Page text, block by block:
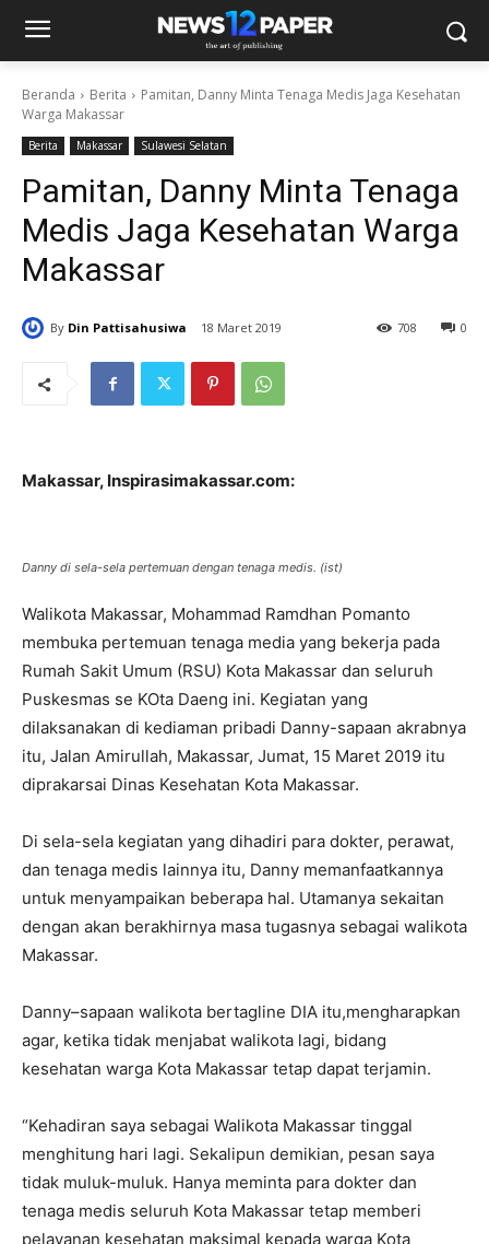
Beranda Berita
Pamitan, Danny Minta Tenaga Medis Jaga Kesehatan
Warga Makassar
Berita Makassar Sulawesi Selatan
Pamitan, Danny Minta Tenaga
Medis Jaga Kesehatan Warga
Makassar
By Din Pattisahusiwa 18 Maret 2019 0
708
Makassar, Inspirasimakassar.com:
Danny di sela-sela pertemuan dengan tenaga medis. (ist)
Walikota Makassar, Mohammad Ramdhan Pomanto
membuka pertemuan tenaga media yang bekerja pada
Rumah Sakit Umum (RSU) Kota Makassar dan seluruh
Puskesmas se KOta Daeng ini. Kegiatan yang
dilaksanakan di kediaman pribadi Danny-sapaan akrabnya
itu, Jalan Amirullah, Makassar, Jumat, 15 Maret 2019 itu
diprakarsai Dinas Kesehatan Kota Makassar.
Di sela-sela kegiatan yang dihadiri para dokter, perawat,
dan tenaga medis lainnya itu, Danny memanfaatkannya
untuk menyampaikan beberapa hal. Utamanya sekaitan
dengan akan berakhirnya masa tugasnya sebagai walikota
Makassar.
Danny–sapaan walikota bertagline DIA itu,mengharapkan
agar, ketika tidak menjabat walikota lagi, bidang
kesehatan warga Kota Makassar tetap dapat terjamin.
“Kehadiran saya sebagai Walikota Makassar tinggal
menghitung hari lagi. Sekalipun demikian, pesan saya
tidak muluk-muluk. Hanya meminta para dokter dan
tenaga medis seluruh Kota Makassar tetap memberi
pelayanan kesehatan maksimal kepada warga Kota